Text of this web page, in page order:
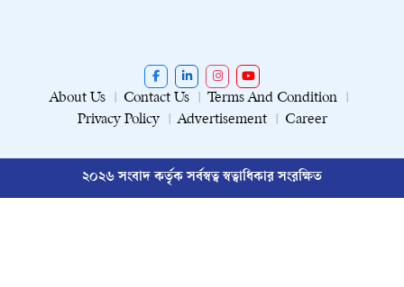
About Us Contact Us
Terms And Condition
Privacy Policy
Advertisement Career
২০২৬ সংবাদ কর্তৃক সর্বস্বত্ব স্বত্বাধিকার সংরক্ষিত